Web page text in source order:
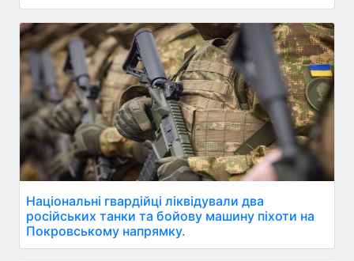
Національні гвардійці ліквідували два
російських танки та бойову машину піхоти на
Покровському напрямку.